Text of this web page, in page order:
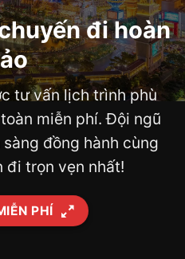
đi hoàn
tư vấn lịch trình phù
miễn phí. Đội ngũ
đồng hành cùng
đi trọn vẹn nhất!
PHÍ